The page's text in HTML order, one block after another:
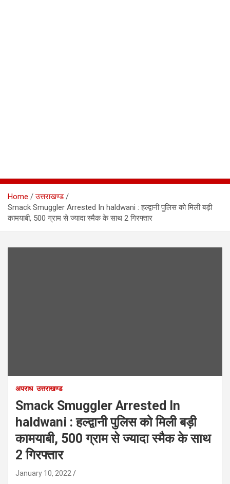
Home
उत्तराखण्ड
Smack Smuggler Arrested In haldwani : हल्द्वानी पुलिस को मिली बड़ी
कामयाबी, 500 ग्राम से ज्यादा स्मैक के साथ 2 गिरफ्तार
अपराध उत्तराखण्ड
Smack Smuggler Arrested In
haldwani : हल्द्वानी पुलिस को मिली बड़ी
कामयाबी, 500 ग्राम से ज्यादा स्मैक के साथ
2 गिरफ्तार
January 10, 2022